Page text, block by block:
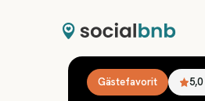
Gästefavorit 5,0